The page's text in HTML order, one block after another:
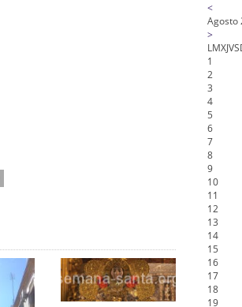
<
Agosto
>
LMXJVS
1
2
3
4
5
6
7
8
9
10
11
12
13
14
15
16
17
18
19